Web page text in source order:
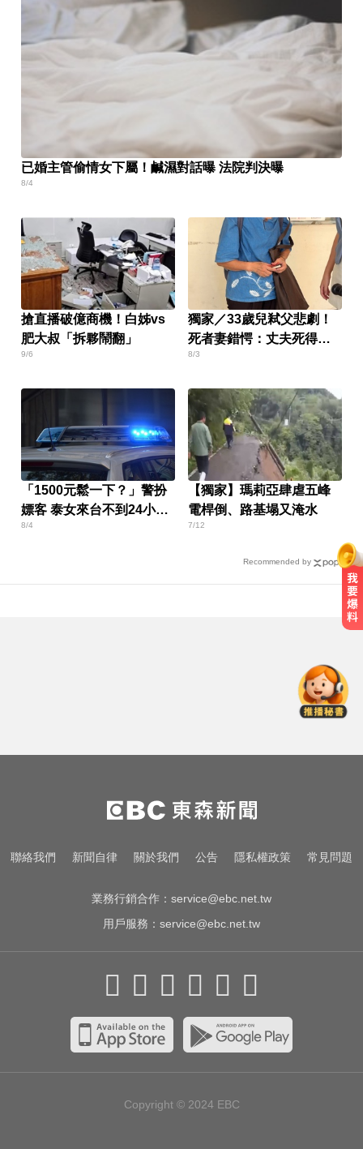
已婚主管偷情女下屬！鹹濕對話曝 法院判決曝
8/4
搶直播破億商機！白姊vs
肥大叔「拆夥鬧翻」
9/6
獨家／33歲兒弒父悲劇！
死者妻錯愕：丈夫死得太
冤枉
8/3
「1500元鬆一下？」警扮
嫖客 泰女來台不到24小時
就被逮
8/4
【獨家】瑪莉亞肆虐五峰
電桿倒、路基塌又淹水
7/12
Recommended by
更順暢
淑麗氣象／白海豚路徑變了！最快
明海警 未來一週降雨熱區曝
Google人工智慧部門高層人事大地
聯絡我們 新聞自律 關於我們 公告 隱私權政策 常見問題
業務行銷合作： service@ebc.net.tw
用戶服務： service@ebc.net.tw
Copyright © 2024 EBC